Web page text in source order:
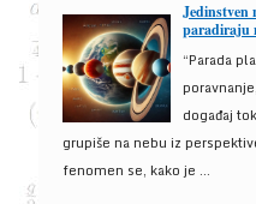
Jedinstven
paradiraju
“Parada
događaj
grupiše na nebu iz
fenomen se, kako je ...